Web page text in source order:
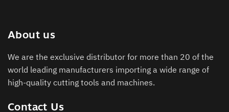
About us
We are the exclusive distributor for more than 20 of the
world leading manufacturers importing a wide range of
high-quality cutting tools and machines.
Contact Us